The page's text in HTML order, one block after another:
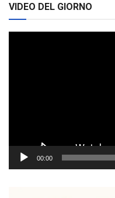
VIDEO DEL GIORNO
00:00